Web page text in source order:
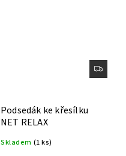
Podsedák ke křesílku
NET RELAX
Skladem (1 ks)